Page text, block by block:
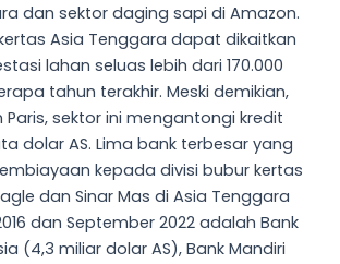
dan sektor daging sapi di Amazon.
Asia Tenggara dapat dikaitkan
lahan seluas lebih dari 170.000
tahun terakhir. Meski demikian,
Paris, sektor ini mengantongi kredit
dolar AS. Lima bank terbesar yang
kepada divisi bubur kertas
dan Sinar Mas di Asia Tenggara
dan September 2022 adalah Bank
(4,3 miliar dolar AS), Bank Mandiri